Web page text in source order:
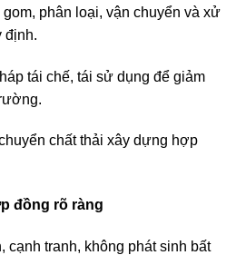
phân loại, vận chuyển và xử
định.
tái chế, tái sử dụng để giảm
chất thải xây dựng hợp
đồng rõ ràng
cạnh tranh, không phát sinh bất